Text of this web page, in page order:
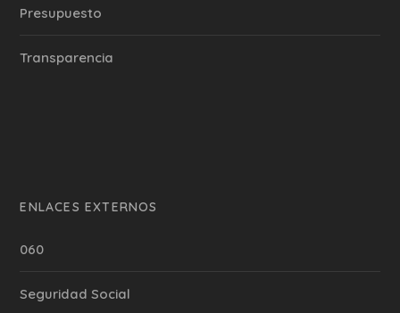
Presupuesto
Transparencia
ENLACES EXTERNOS
060
Seguridad Social